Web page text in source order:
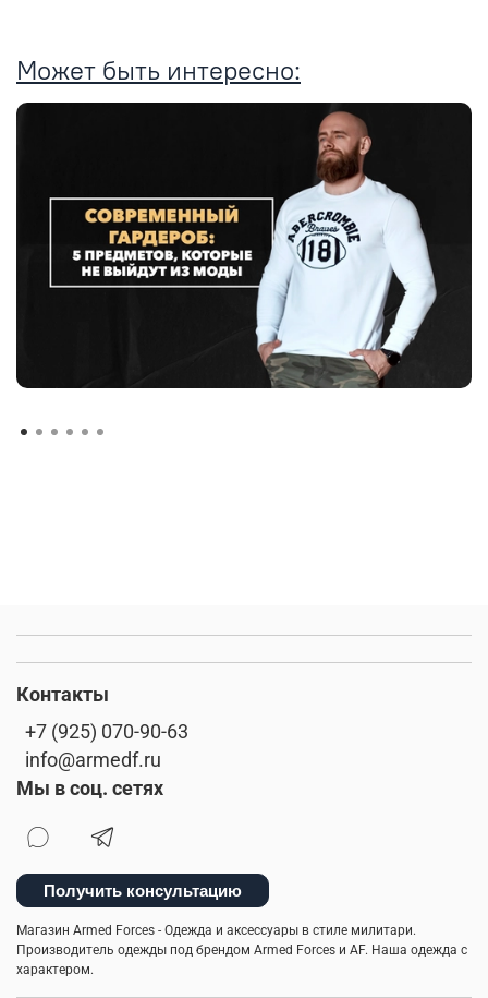
Может быть интересно:
Контакты
+7 (925) 070-90-63
info@armedf.ru
Мы в соц. сетях
Получить консультацию
Магазин Armed Forces - Одежда и аксессуары в стиле милитари.
Производитель одежды под брендом Armed Forces и AF. Наша одежда с
характером.